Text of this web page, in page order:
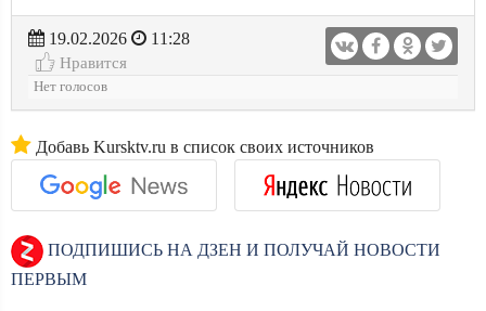
19.02.2026
11:28
Нравится
Нет голосов
Добавь Kursktv.ru в список своих источников
ПОДПИШИСЬ НА ДЗЕН И ПОЛУЧАЙ НОВОСТИ
ПЕРВЫМ